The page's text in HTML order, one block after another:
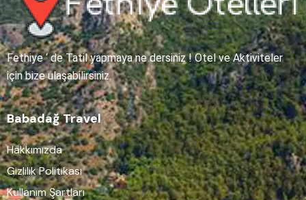
Fethiye ‘ de Tatil yapmaya ne dersiniz ! Otel ve Aktiviteler
için bize ulaşabilirsiniz.
Babadağ Travel
Hakkımızda
Gizlilik Politikası
Kullanım Şartları